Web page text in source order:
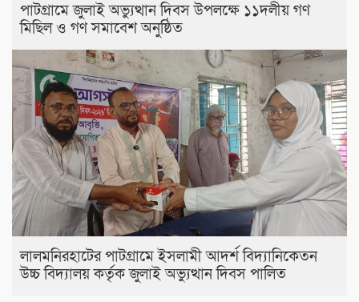
পাটগ্রামে জুলাই অভ্যুত্থান দিবস উপলক্ষে ১১দলীয় গণ
মিছিল ও গণ সমাবেশ অনুষ্ঠিত
লালমনিরহাটের পাটগ্রামে ইসলামী আদর্শ বিদ্যানিকেতন
উচ্চ বিদ্যালয় কর্তৃক জুলাই অভ্যুত্থান দিবস পালিত